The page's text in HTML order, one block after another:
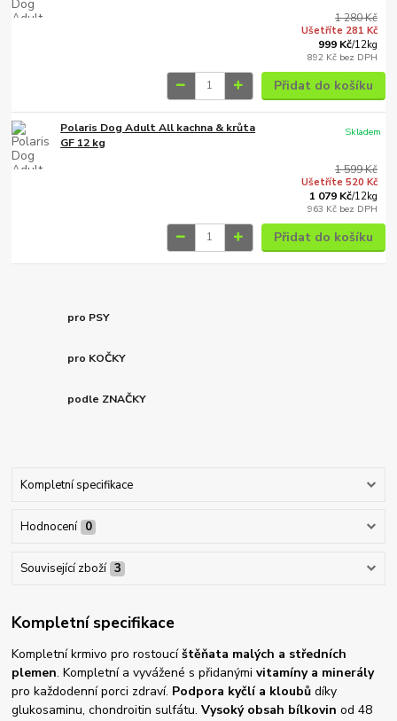
1 280 Kč
Ušetříte 281 Kč
999 Kč/12kg
892 Kč bez DPH
Přidat do košíku
Polaris Dog Adult All kachna & krůta
GF 12 kg
1 599 Kč
Ušetříte 520 Kč
1 079 Kč/12kg
963 Kč bez DPH
Skladem
Přidat do košíku
pro PSY
pro KOČKY
podle ZNAČKY
Kompletní specifikace
Hodnocení 0
Související zboží 3
Kompletní specifikace
Kompletní krmivo pro rostoucíštěňata malých a středních
plemen. Kompletní a vyvážené s přidanýmivitamíny a minerály
pro každodenní porci zdraví. Podpora kyčlí a kloubůdíky
glukosaminu, chondroitin sulfátu.Vysoký obsah bílkovin od 48